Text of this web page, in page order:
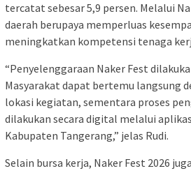
tercatat sebesar 5,9 persen. Melalui
daerah berupaya memperluas
meningkatkan kompetensi tenaga
“Penyelenggaraan Naker Fest
Masyarakat dapat bertemu langsung
lokasi kegiatan, sementara proses
dilakukan secara digital melalui
Kabupaten Tangerang,” jelas Rudi.
Selain bursa kerja, Naker Fest 2026